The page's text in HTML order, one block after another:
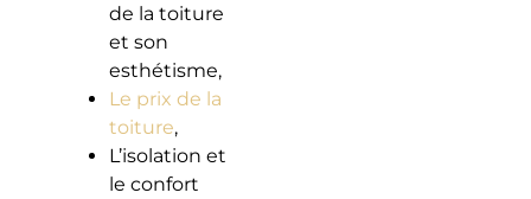
de la toiture
et son
esthétisme,
Le prix de la
toiture,
L’isolation et
le confort